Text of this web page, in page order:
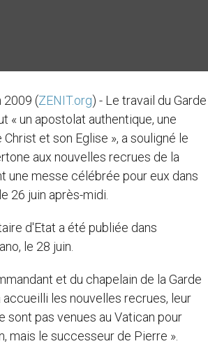
2009 (ZENIT.org) - Le travail du Garde
« un apostolat authentique, une
et son Eglise », a souligné le
aux nouvelles recrues de la
une messe célébrée pour eux dans
26 juin après-midi.
d'Etat a été publiée dans
le 28 juin.
et du chapelain de la Garde
accueilli les nouvelles recrues, leur
sont pas venues au Vatican pour
mais le successeur de Pierre ».